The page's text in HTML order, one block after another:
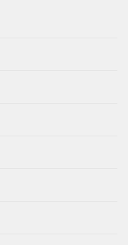
ら融資実行まで
余裕をもって申込